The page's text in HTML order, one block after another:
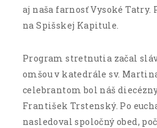
aj naša farnosť Vysoké Tatry.
na Spišskej Kapitule.
Program stretnutia začal
omšou v katedrále sv.
celebrantom bol náš
František Trstenský. Po
nasledoval spoločný obed,